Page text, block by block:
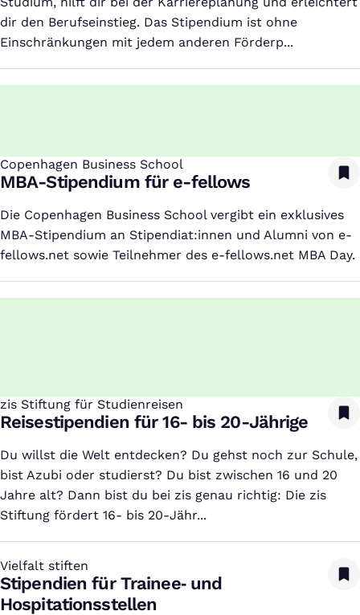
dir den Berufseinstieg. Das Stipendium ist ohne
Einschränkungen mit jedem anderen Förderp...
Copenhagen Business School
:
MBA-Stipendium für e-fellows
Die Copenhagen Business School vergibt ein exklusives
MBA-Stipendium an Stipendiat:innen und Alumni von e-
fellows.net sowie Teilnehmer des e-fellows.net MBA Day.
zis Stiftung für Studienreisen
:
Reisestipendien für 16- bis 20-Jährige
Du willst die Welt entdecken? Du gehst noch zur Schule,
bist Azubi oder studierst? Du bist zwischen 16 und 20
Jahre alt? Dann bist du bei zis genau richtig: Die zis
Stiftung fördert 16- bis 20-Jähr...
Vielfalt stiften
:
Stipendien für Trainee‑ und
Hospitationsstellen